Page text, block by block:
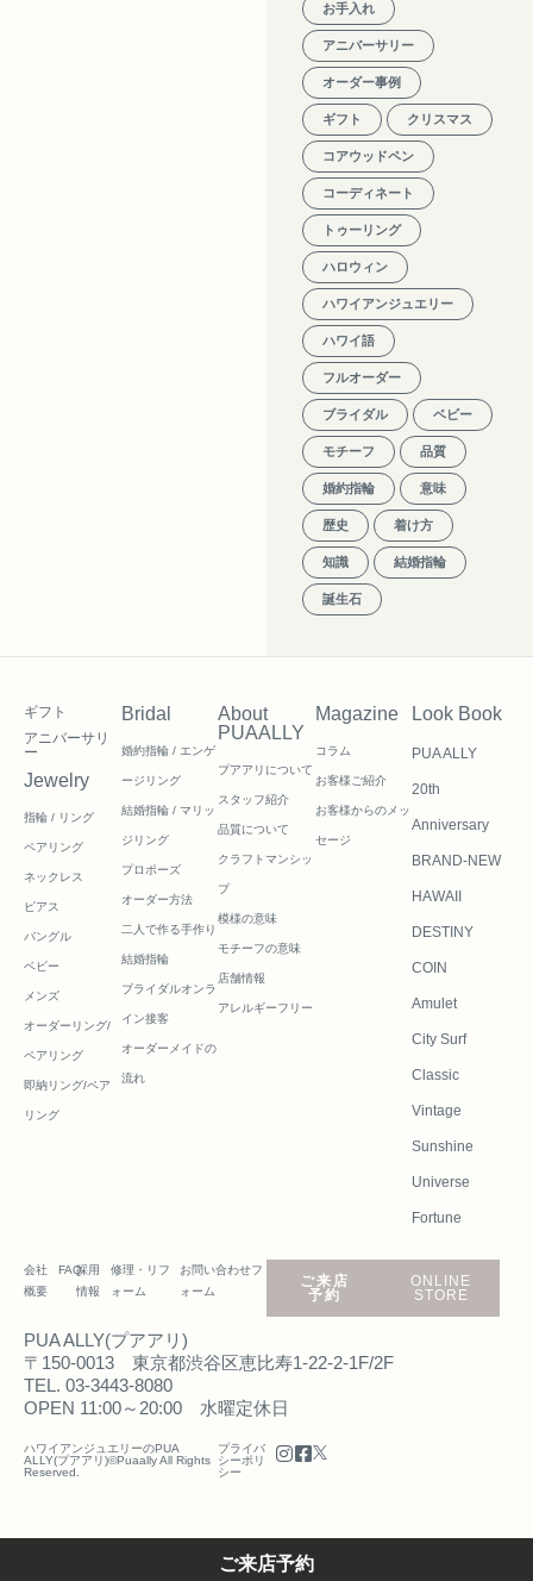
お手入れ
アニバーサリー
オーダー事例
ギフト クリスマス
コアウッドペン
コーディネート
トゥーリング
ハロウィン
ハワイアンジュエリー
ハワイ語
フルオーダー
ブライダル ベビー
モチーフ 品質
婚約指輪 意味
歴史 着け方
知識 結婚指輪
誕生石
ギフト
アニバーサリ
ー
Jewelry
指輪 / リング
ペアリング
ネックレス
ピアス
バングル
ベビー
メンズ
オーダーリング/
ペアリング
即納リング/ペア
リング
Bridal
婚約指輪 / エンゲ
ージリング
結婚指輪 / マリッ
ジリング
プロポーズ
オーダー方法
二人で作る手作り
結婚指輪
ブライダルオンラ
イン接客
オーダーメイドの
流れ
About
PUAALLY
プアアリについて
スタッフ紹介
品質について
クラフトマンシッ
プ
模様の意味
モチーフの意味
店舗情報
アレルギーフリー
Magazine
コラム
お客様ご紹介
お客様からのメッ
セージ
Look Book
PUA ALLY
20th
Anniversary
BRAND-NEW
HAWAII
DESTINY
COIN
Amulet
City Surf
Classic
Vintage
Sunshine
Universe
Fortune
会社
概要
FAQ採用
情報
修理・リフ
ォーム
お問い合わせフ
ォーム
ご来店
予約
ONLINE
STORE
PUA ALLY(プアアリ)
〒150-0013 東京都渋谷区恵比寿1-22-2-1F/2F
TEL. 03-3443-8080
OPEN 11:00～20:00 水曜定休日
ハワイアンジュエリーのPUA
ALLY(プアアリ)©Puaally All Rights
Reserved.
プライバ
シーポリ
シー
ご来店予約